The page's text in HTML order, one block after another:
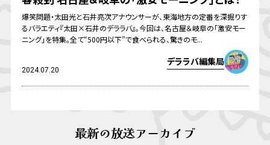
爆笑問題・太田光と石井亮次アナウンサーが、東海地方の定番を深掘りす
るバラエティ『太田×石井のデララバ』。今回は、名古屋＆岐阜の「激安モー
ニング」を特集。全て“500円以下”で食べられる、驚きのモ...
2024.07.20
デララバ編集局
最新の放送アーカイブ